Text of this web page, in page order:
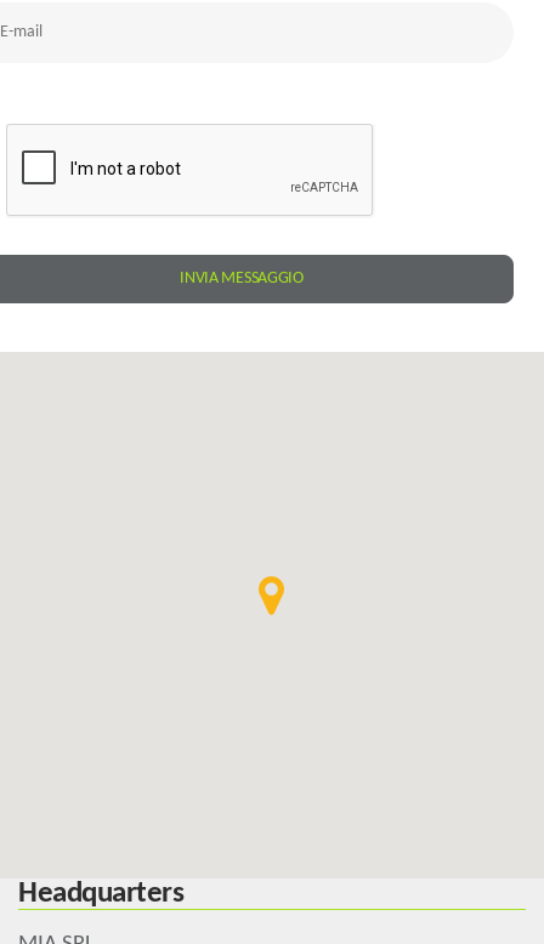
INVIA MESSAGGIO
Headquarters